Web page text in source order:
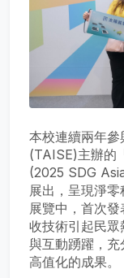
本校連續兩年
(TAISE)主辦的
(2025 SDG
展出，呈現淨
展覽中，首次
收技術引起民
與互動踴躍，
高值化的成果。